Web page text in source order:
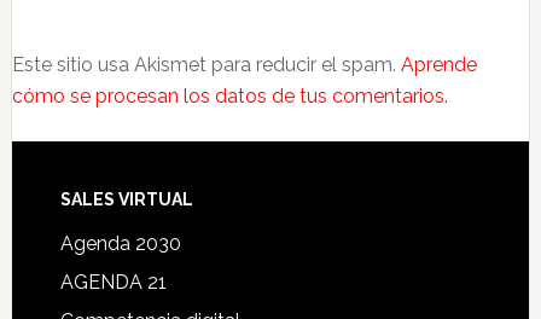
Este sitio usa Akismet para reducir el spam. Aprende
cómo se procesan los datos de tus comentarios.
SALES VIRTUAL
Agenda 2030
AGENDA 21